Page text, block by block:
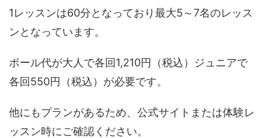
1レッスンは60分となっており最大5～7名のレッス
ンとなっています。
ボール代が大人で各回1,210円（税込）ジュニアで
各回550円（税込）が必要です。
他にもプランがあるため、公式サイトまたは体験レ
ッスン時にご確認ください。